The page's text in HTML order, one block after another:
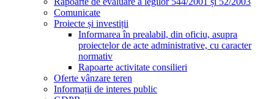
Comunicate
Proiecte și investiții
Informarea în prealabil, din oficiu, asupra
proiectelor de acte administrative, cu caracter
normativ
Rapoarte activitate consilieri
Oferte vânzare teren
Informații de interes public